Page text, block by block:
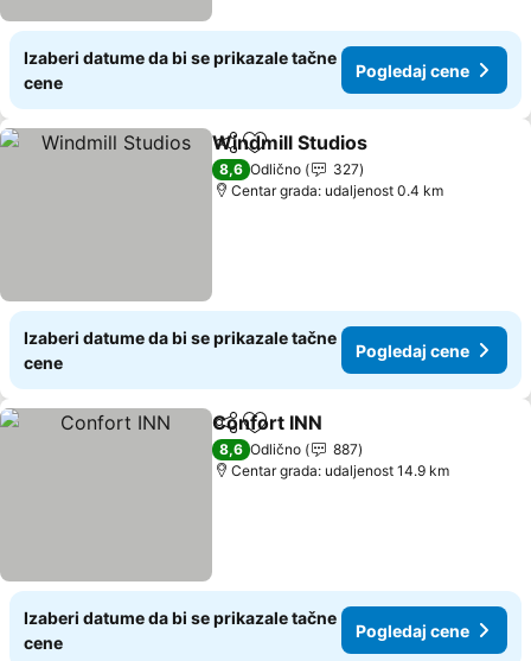
Izaberi datume da bi se prikazale tačne
cene
Pogledaj cene
Deli Dodati u favorite
Windmill Studios
8,6 Odlično
327
Centar grada: udaljenost 0.4 km
Izaberi datume da bi se prikazale tačne
cene
Pogledaj cene
Deli Dodati u favorite
Confort INN
8,6 Odlično
887
Centar grada: udaljenost 14.9 km
Izaberi datume da bi se prikazale tačne
cene
Pogledaj cene